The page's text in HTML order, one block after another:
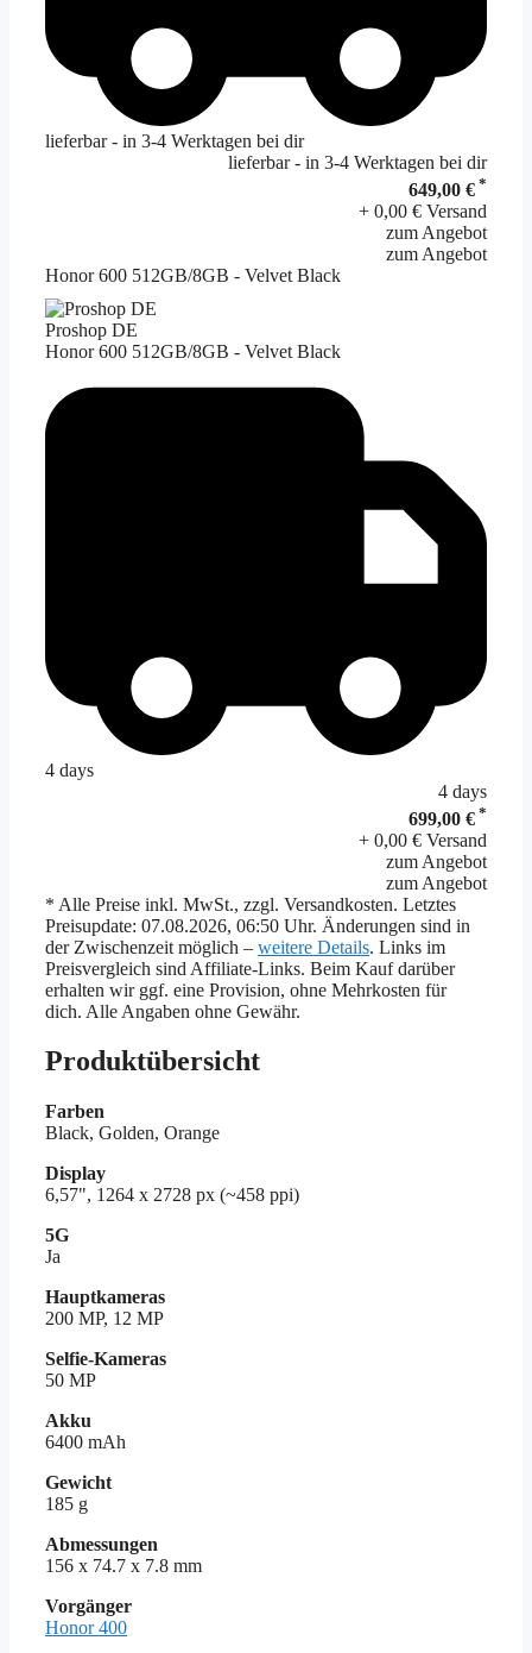
lieferbar - in 3-4 Werktagen bei dir
lieferbar - in 3-4 Werktagen bei dir
649,00 € *
+ 0,00 € Versand
zum Angebot
zum Angebot
Honor 600 512GB/8GB - Velvet Black
Proshop DE
Honor 600 512GB/8GB - Velvet Black
4 days
4 days
699,00 € *
+ 0,00 € Versand
zum Angebot
zum Angebot
* Alle Preise inkl. MwSt., zzgl. Versandkosten. Letztes
Preisupdate: 07.08.2026, 06:50 Uhr. Änderungen sind in
der Zwischenzeit möglich – weitere Details. Links im
Preisvergleich sind Affiliate-Links. Beim Kauf darüber
erhalten wir ggf. eine Provision, ohne Mehrkosten für
dich. Alle Angaben ohne Gewähr.
Produktübersicht
Farben
Black, Golden, Orange
Display
6,57", 1264 x 2728 px (~458 ppi)
5G
Ja
Hauptkameras
200 MP, 12 MP
Selfie-Kameras
50 MP
Akku
6400 mAh
Gewicht
185 g
Abmessungen
156 x 74.7 x 7.8 mm
Vorgänger
Honor 400